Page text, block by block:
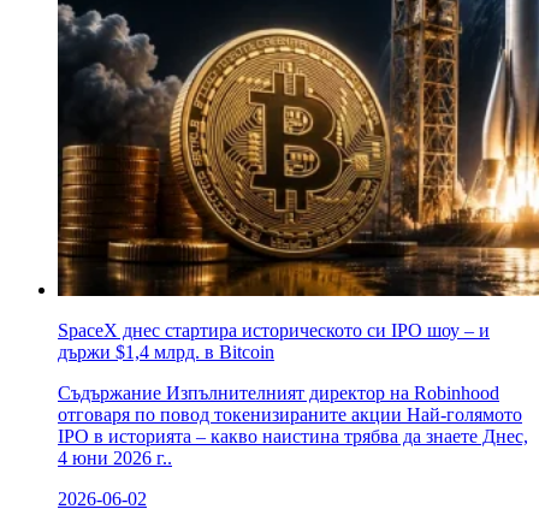
SpaceX днес стартира историческото си IPO шоу – и
държи $1,4 млрд. в Bitcoin
Съдържание Изпълнителният директор на Robinhood
отговаря по повод токенизираните акции Най-голямото
IPO в историята – какво наистина трябва да знаете Днес,
4 юни 2026 г..
2026-06-02